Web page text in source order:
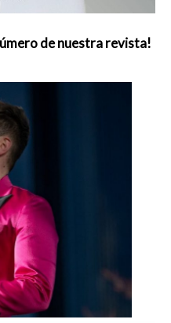
de nuestra revista!